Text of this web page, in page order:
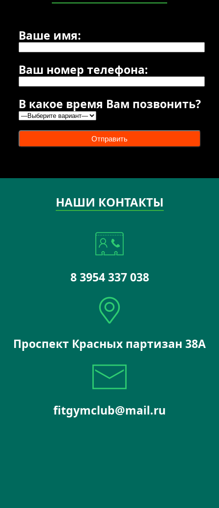
Ваше имя:
Ваш номер телефона:
В какое время Вам позвонить?
Отправить
НАШИ КОНТАКТЫ
8 3954 337 038
Проспект Красных партизан 38А
fitgymclub@mail.ru